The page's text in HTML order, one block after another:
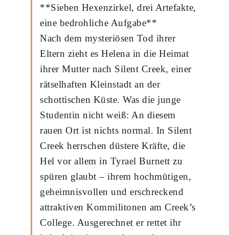
**Sieben Hexenzirkel, drei Artefakte,
eine bedrohliche Aufgabe**
Nach dem mysteriösen Tod ihrer
Eltern zieht es Helena in die Heimat
ihrer Mutter nach Silent Creek, einer
rätselhaften Kleinstadt an der
schottischen Küste. Was die junge
Studentin nicht weiß: An diesem
rauen Ort ist nichts normal. In Silent
Creek herrschen düstere Kräfte, die
Hel vor allem in Tyrael Burnett zu
spüren glaubt – ihrem hochmütigen,
geheimnisvollen und erschreckend
attraktiven Kommilitonen am Creek’s
College. Ausgerechnet er rettet ihr